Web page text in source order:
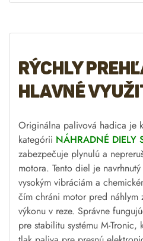
Rýchly
hlavné
Originálna palivová hadica je
kategórii NÁHRADNÉ DIELY
zabezpečuje plynulú a
motora. Tento diel je
vysokým vibráciám a
čím chráni motor pred náhlym
výkonu v reze. Správne
pre stabilitu systému M-Tronic,